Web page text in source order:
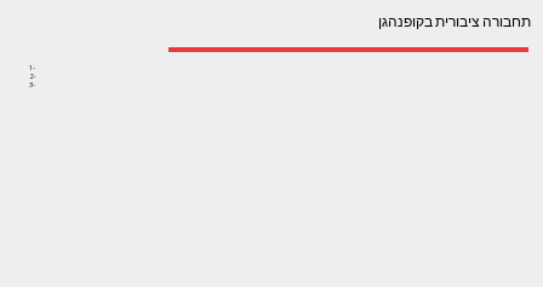
תחבורה ציבורית בקופנהגן
1-
2-
3-